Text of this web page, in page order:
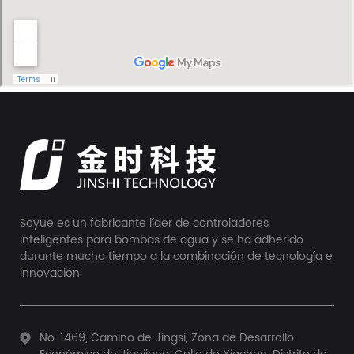
Soyue es un fabricante líder de controladores
inteligentes para bombas de agua y se ha adherido
durante mucho tiempo a la combinación de tecnología e
innovación.
No. 1469, Camino de Jingsi, Zona de Desarrollo